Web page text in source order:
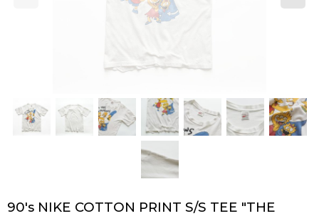
90's NIKE COTTON PRINT S/S TEE "THE